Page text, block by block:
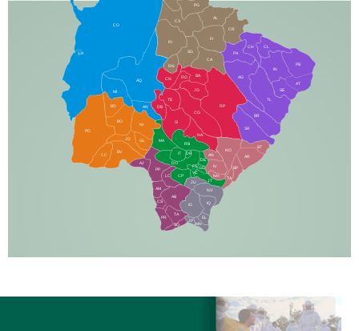
CO
AQ
MI
AN
CX
RI
AL
CR
FI
SG
BA
CA
PA
CH CL
PB
SE
TL
AG
BR
SR
BT
AR
RP
RO
JG
CG
SI
NA
TA
NH
JT
RB
MA
IT
DR
DO
CP
JU
NV
IQ
EL
BD
BO
NI
JD
PO
BV
CC
PP
AJ
LC
AM
AB
JP
DB
TE
CS
PR
TA
SQ
IG
MN
IN
NO
BP
RN
CN
GL
AN
IV
FS
VC
GD
DE
AT
PG
LA